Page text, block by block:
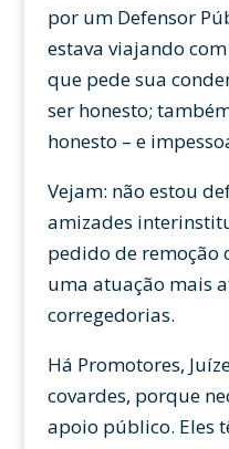
por um Defensor
estava viajando
que pede sua
ser honesto;
honesto – e
Vejam: não estou
amizades
pedido de remoção
uma atuação mais
corregedorias.
Há Promotores,
covardes, porque
apoio público. Eles